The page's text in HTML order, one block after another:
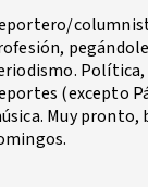
Política,
(excepto
Muy pronto,